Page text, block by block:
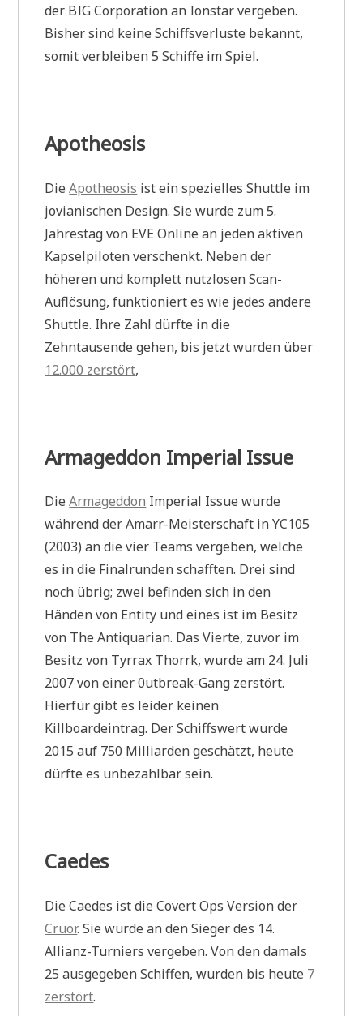
der BIG Corporation an Ionstar vergeben.
Bisher sind keine Schiffsverluste bekannt,
somit verbleiben 5 Schiffe im Spiel.
Apotheosis
DieApotheosis ist ein spezielles Shuttle im
jovianischen Design. Sie wurde zum 5.
Jahrestag von EVE Online an jeden aktiven
Kapselpiloten verschenkt. Neben der
höheren und komplett nutzlosen Scan-
Auflösung, funktioniert es wie jedes andere
Shuttle. Ihre Zahl dürfte in die
Zehntausende gehen, bis jetzt wurden über
12.000 zerstört,
Armageddon Imperial Issue
DieArmageddon Imperial Issue wurde
während der Amarr-Meisterschaft in YC105
(2003) an die vier Teams vergeben, welche
es in die Finalrunden schafften. Drei sind
noch übrig; zwei befinden sich in den
Händen von Entity und eines ist im Besitz
von The Antiquarian. Das Vierte, zuvor im
Besitz von Tyrrax Thorrk, wurde am 24. Juli
2007 von einer 0utbreak-Gang zerstört.
Hierfür gibt es leider keinen
Killboardeintrag. Der Schiffswert wurde
2015 auf 750 Milliarden geschätzt, heute
dürfte es unbezahlbar sein.
Caedes
Die Caedes ist die Covert Ops Version der
Cruor. Sie wurde an den Sieger des 14.
Allianz-Turniers vergeben. Von den damals
25 ausgegeben Schiffen, wurden bis heute 7
zerstört.